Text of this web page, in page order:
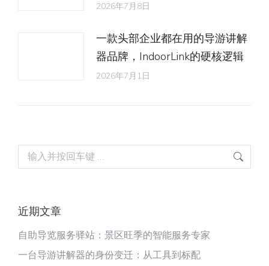
2026年7月8日
一款头部企业都在用的导游讲解
器品牌，IndoorLink的硬核逻辑
2026年7月1日
Search:
近期文章
自助导览服务驿站：景区旺季的智能服务专家
一台导游讲解器的身份变迁：从工具到标配